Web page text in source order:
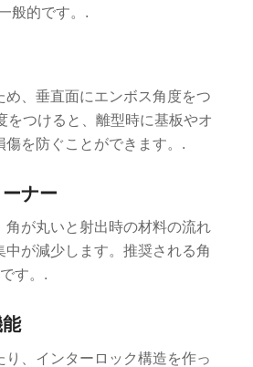
般的です。.
め、垂直面にエンボス角度をつ
をつけると、離型時に基板やオ
傷を防ぐことができます。.
ナー
角が丸いと射出時の材料の流れ
中が減少します。推奨される角
す。.
り、インターロック構造を作っ